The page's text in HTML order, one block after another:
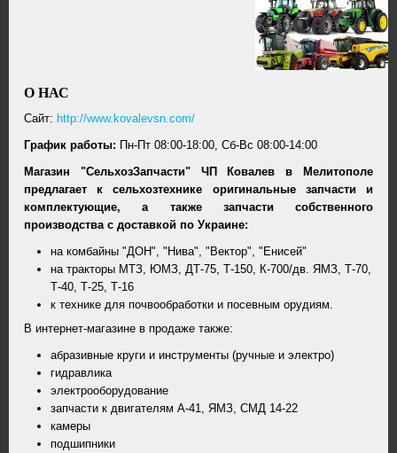
О НАС
Cайт: http://www.kovalevsn.com/
График работы: Пн-Пт 08:00-18:00, Сб-Вс 08:00-14:00
Магазин "СельхозЗапчасти" ЧП Ковалев в Мелитополе
предлагает к сельхозтехнике оригинальные запчасти и
комплектующие, а также запчасти собственного
производства с доставкой по Украине:
на комбайны "ДОН", "Нива", "Вектор", "Енисей"
на тракторы МТЗ, ЮМЗ, ДТ-75, Т-150, К-700/дв. ЯМЗ, Т-70,
Т-40, Т-25, Т-16
к технике для почвообработки и посевным орудиям.
В интернет-магазине в продаже также:
абразивные круги и инструменты (ручные и электро)
гидравлика
электрооборудование
запчасти к двигателям А-41, ЯМЗ, СМД 14-22
камеры
подшипники